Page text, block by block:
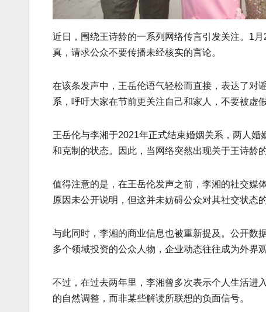
近日，围绕王诗龄的一系列网络传言引发关注。1
真，请求公众不要传播未经核实的言论。
在该条发声中，王岳伦语气轻松而直接，表达了对
系，呼吁大家在节前更关注自己和家人，不要被虚
王岳伦与李湘于2021年正式结束婚姻关系，两人
和克制的状态。因此，当网络突然出现关于王诗龄
值得注意的是，在王岳伦发声之前，李湘的社交媒
原因未公开说明，但这并未妨碍公众对其社交状态
与此同时，李湘的商业信息也被重新提及。公开数
多个领域投资的公众人物，企业动态往往成为外界
不过，在过去两年里，李湘曾多次表示个人生活进
的自然调整，而非某些解读所联想的负面信号。